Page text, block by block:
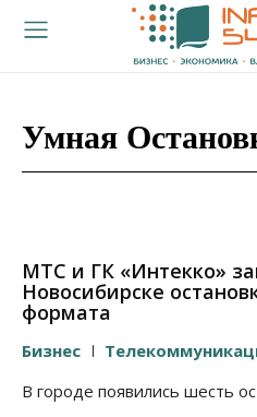
Умная
МТС и ГК «Интекко»
Новосибирске
формата
Бизнес
В городе появились шесть